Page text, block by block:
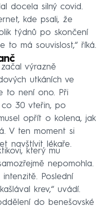
docela silný covid.
kde psali, že
týdnů po skončení
to má souvislost,“ říká.
výrazně
utkáních ve
to není ono. Při
co 30 vteřin, po
opřít o kolena, jak
V ten moment si
navštívit lékaře.
který mu
nepomohla.
Poslední
krev,“ uvádí.
do benešovské